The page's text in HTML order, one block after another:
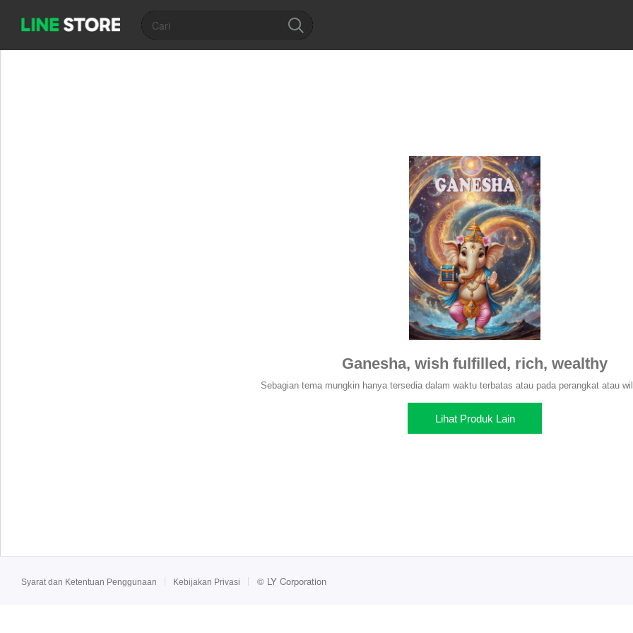
Ganesha, wish fulfilled, rich, wealthy
Sebagian tema mungkin hanya tersedia dalam waktu terbatas atau pada perangkat atau
Lihat Produk Lain
Syarat dan Ketentuan Penggunaan Kebijakan Privasi © LY Corporation